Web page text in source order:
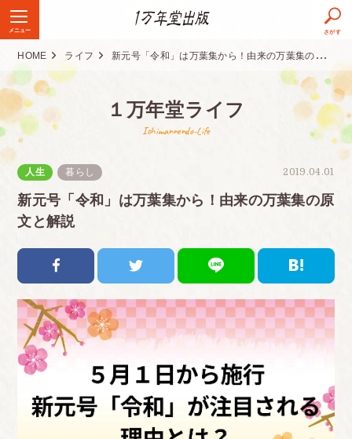
メニュー さがす
HOME ライフ 新元号「令和」は万葉集から！由来の万葉集の原文と解説
１万年堂ライフ
Ichimannendo-Life
2019.04.01
人生 暮らし
新元号「令和」は万葉集から！由来の万葉集の原
文と解説